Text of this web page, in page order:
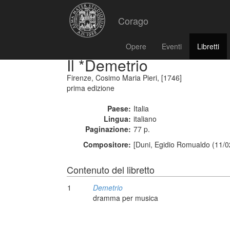
Corago
Opere Eventi Libretti
Il *Demetrio
Firenze, Cosimo Maria Pieri, [1746]
prima edizione
Paese: Italia
Lingua: italiano
Paginazione: 77 p.
Compositore: [Duni, Egidio Romualdo (11/
Contenuto del libretto
1
Demetrio
dramma per musica